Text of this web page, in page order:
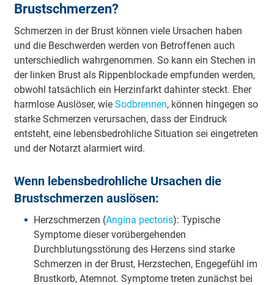
Brustschmerzen?
Schmerzen in der Brust können viele Ursachen haben
und die Beschwerden werden von Betroffenen auch
unterschiedlich wahrgenommen. So kann ein Stechen in
der linken Brust als Rippenblockade empfunden werden,
obwohl tatsächlich ein Herzinfarkt dahinter steckt. Eher
harmlose Auslöser, wie Sodbrennen, können hingegen so
starke Schmerzen verursachen, dass der Eindruck
entsteht, eine lebensbedrohliche Situation sei eingetreten
und der Notarzt alarmiert wird.
Wenn lebensbedrohliche Ursachen die
Brustschmerzen auslösen:
Herzschmerzen (Angina pectoris): Typische
Symptome dieser vorübergehenden
Durchblutungsstörung des Herzens sind starke
Schmerzen in der Brust, Herzstechen, Engegefühl im
Brustkorb, Atemnot. Symptome treten zunächst bei